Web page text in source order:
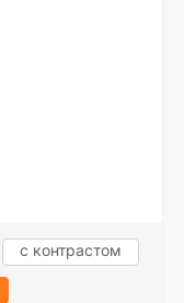
с контрастом